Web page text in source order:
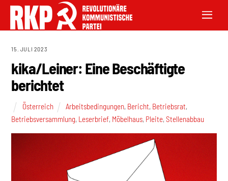
15. JULI 2023
kika/Leiner: Eine Beschäftigte
berichtet
Österreich Arbeitsbedingungen, Bericht, Betriebsrat,
Betriebsversammlung, Leserbrief, Möbelhaus, Pleite,Stellenabbau